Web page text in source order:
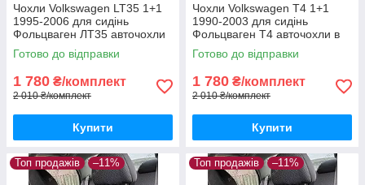
Чохли Volkswagen LT35 1+1
1995-2006 для сидінь
Фольцваген ЛТ35 авточохли
в салон якість
Готово до відправки
1 780 ₴/комплект
2 010 ₴/комплект
Купити
Чохли Volkswagen T4 1+1
1990-2003 для сидінь
Фольцваген Т4 авточохли в
салон якість
Готово до відправки
1 780 ₴/комплект
2 010 ₴/комплект
Купити
Топ продажів –11% Топ продажів –11%